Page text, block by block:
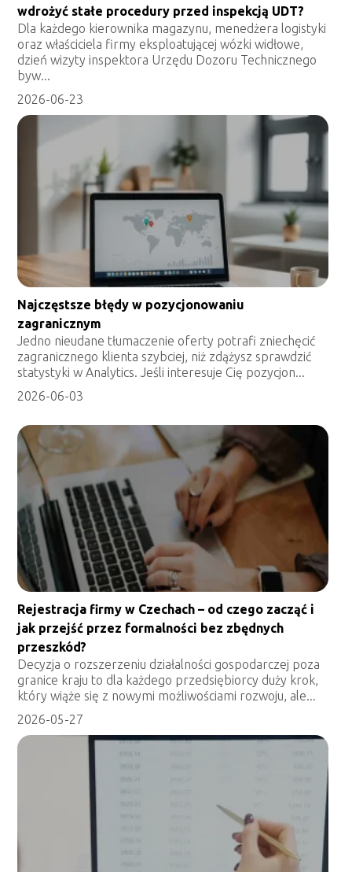
wdrożyć stałe procedury przed inspekcją UDT?
Dla każdego kierownika magazynu, menedżera logistyki
oraz właściciela firmy eksploatującej wózki widłowe,
dzień wizyty inspektora Urzędu Dozoru Technicznego
byw...
2026-06-23
Najczęstsze błędy w pozycjonowaniu
zagranicznym
Jedno nieudane tłumaczenie oferty potrafi zniechęcić
zagranicznego klienta szybciej, niż zdążysz sprawdzić
statystyki w Analytics. Jeśli interesuje Cię pozycjon...
2026-06-03
Rejestracja firmy w Czechach – od czego zacząć i
jak przejść przez formalności bez zbędnych
przeszkód?
Decyzja o rozszerzeniu działalności gospodarczej poza
granice kraju to dla każdego przedsiębiorcy duży krok,
który wiąże się z nowymi możliwościami rozwoju, ale...
2026-05-27